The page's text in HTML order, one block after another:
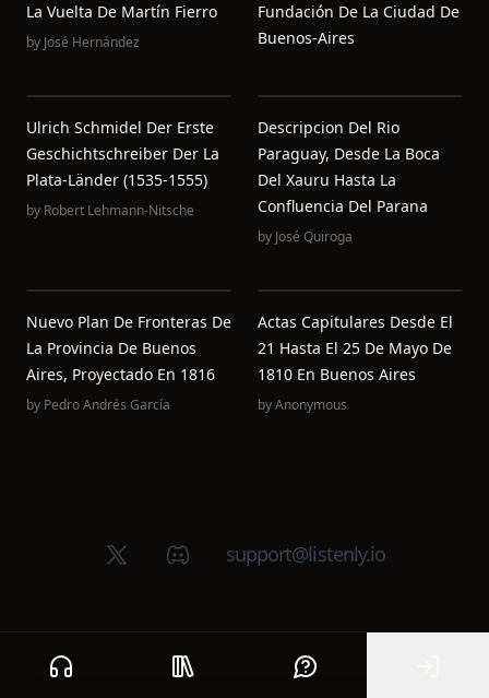
Home Public library Help
La Vuelta De Martín Fierro
by José Hernández
Fundación De La Ciudad De
Buenos-Aires
Ulrich Schmidel Der Erste
Geschichtschreiber Der La
Plata-Länder (1535-1555)
by Robert Lehmann-Nitsche
Descripcion Del Rio
Paraguay, Desde La Boca
Del Xauru Hasta La
Confluencia Del Parana
by José Quiroga
Nuevo Plan De Fronteras De
La Provincia De Buenos
Aires, Proyectado En 1816
by Pedro Andrés García
Actas Capitulares Desde El
21 Hasta El 25 De Mayo De
1810 En Buenos Aires
byAnonymous
X (Twitter)Discord groupsupport@listenly.io